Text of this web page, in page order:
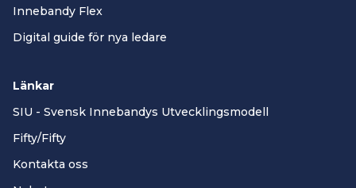
Innebandy Flex
Digital guide för nya ledare
Länkar
SIU - Svensk Innebandys Utvecklingsmodell
Fifty/Fifty
Kontakta oss